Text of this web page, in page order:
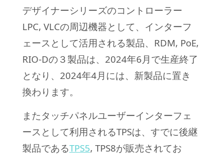
デザイナーシリーズのコントローラー
LPC, VLCの周辺機器として、インターフ
ェースとして活用される製品、RDM, PoE,
RIO-Dの３製品は、2024年6月で生産終了
となり、2024年4月には、新製品に置き
換わります。
またタッチパネルユーザーインターフェ
ースとして利用されるTPSは、すでに後継
製品であるTPS5, TPS8が販売されてお